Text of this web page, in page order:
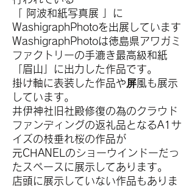
「 阿波和紙写真展 」に
WashigraphPhotoを出展しています
WashigraphPhotoは徳島県アワガミ
ファクトリーの手漉き最高級和紙
「眉山」に出力した作品です。
掛け軸に表装した作品や屏風も展示
しています。
井伊神社旧社殿修復の為のクラウド
ファンディングの返礼品となるA1サ
イズの枝垂れ桜の作品が
元CHANELのショーウインドーだっ
たスペースに展示してあります。
店頭に展示していない作品もありま